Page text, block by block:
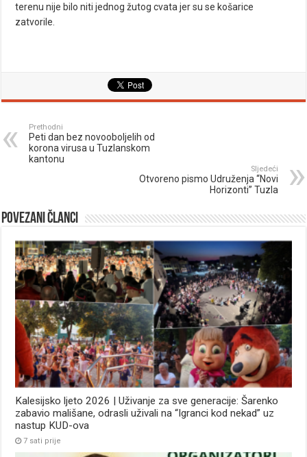
terenu nije bilo niti jednog žutog cvata jer su se košarice
zatvorile.
Prethodni
Peti dan bez novooboljelih od
korona virusa u Tuzlanskom
kantonu
Sljedeći
Otvoreno pismo Udruženja “Novi
Horizonti” Tuzla
Povezani članci
Kalesijsko ljeto 2026 | Uživanje za sve generacije: Šarenko
zabavio mališane, odrasli uživali na “Igranci kod nekad” uz
nastup KUD-ova
7 sati prije